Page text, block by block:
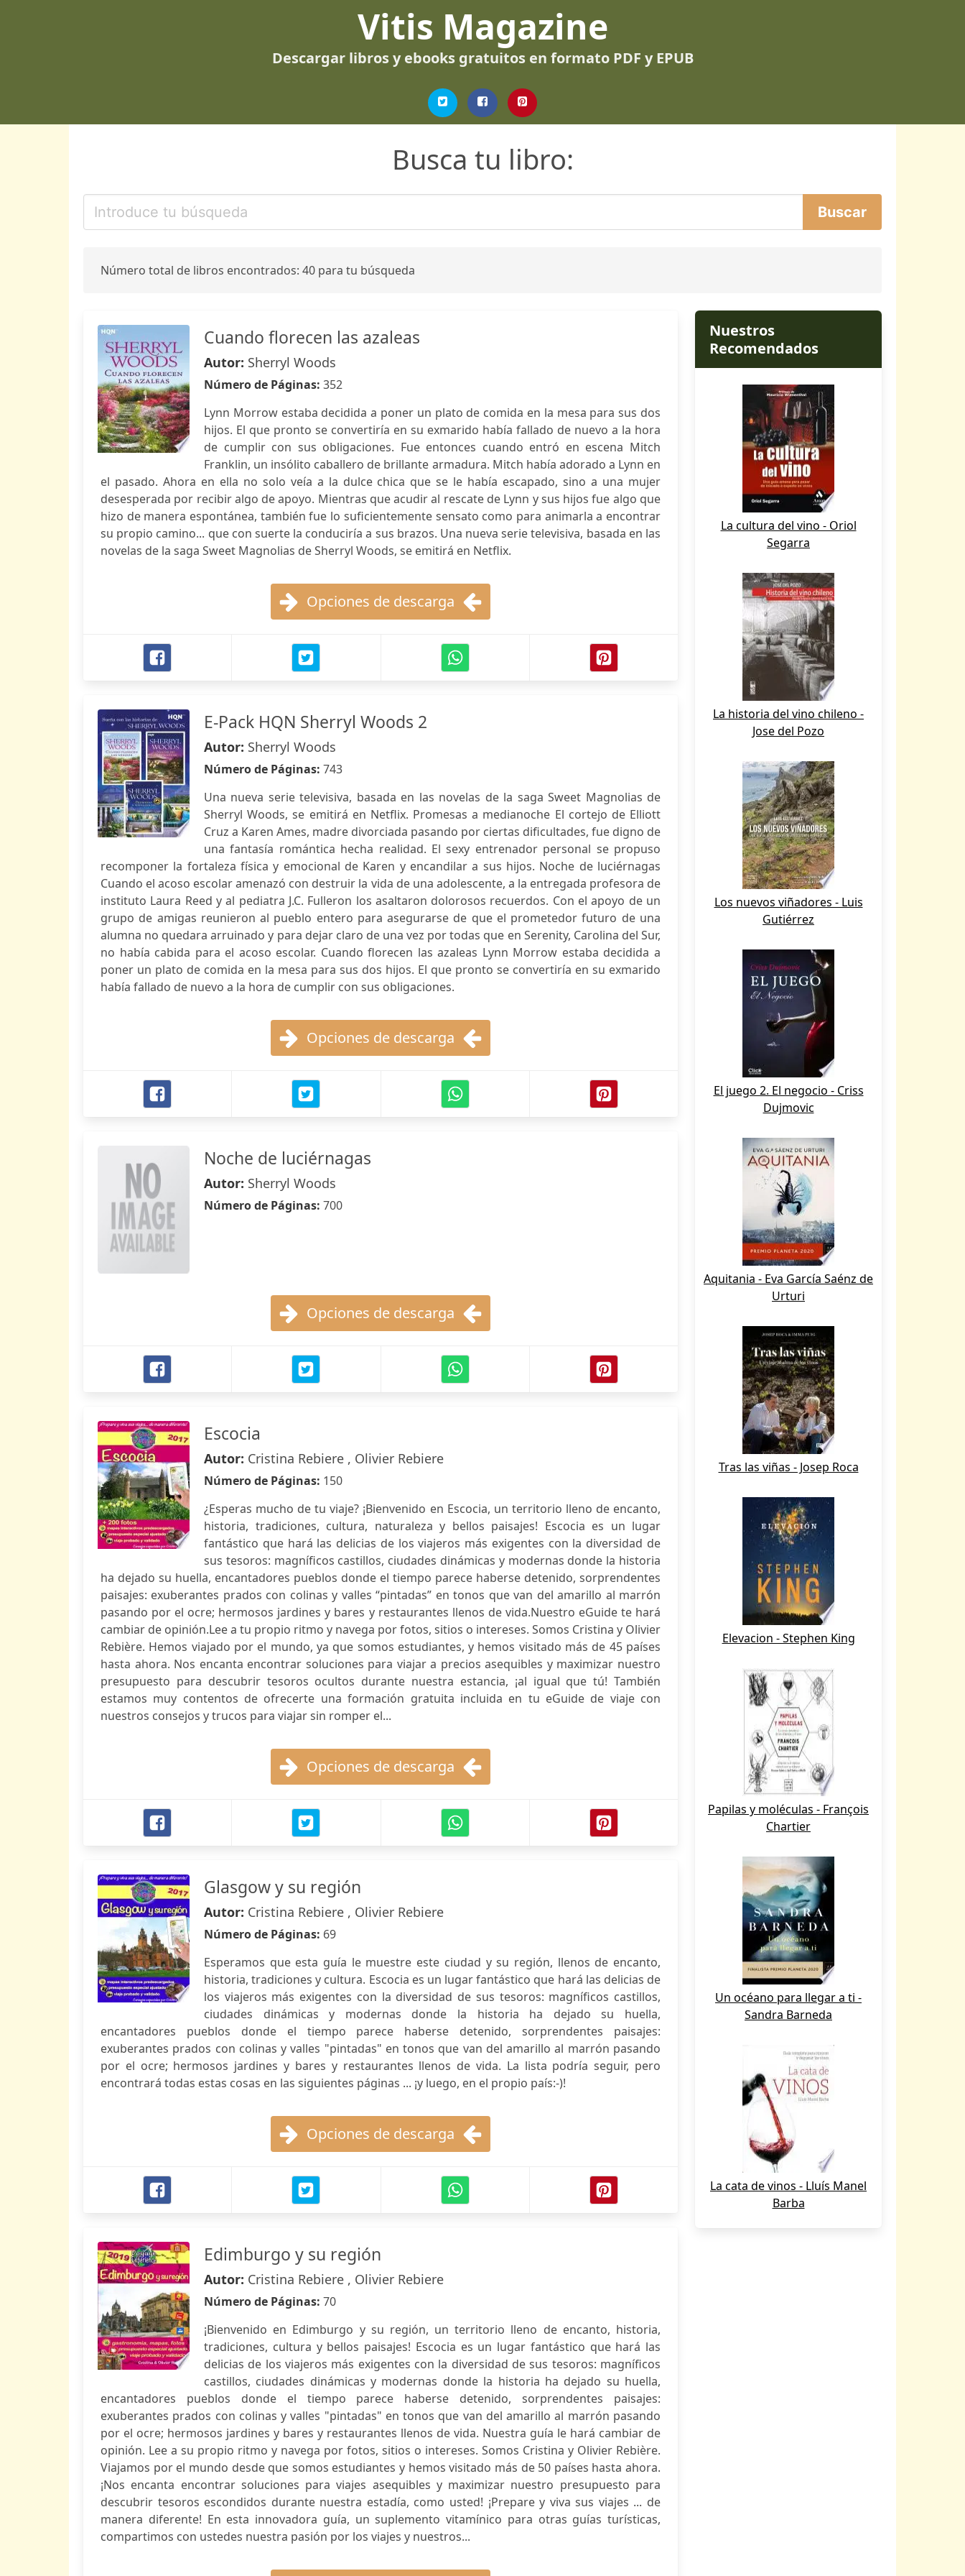
Vitis Magazine
Descargar libros y ebooks gratuitos en formato PDF y EPUB
Busca tu libro:
Número total de libros encontrados: 40 para tu búsqueda
Cuando florecen las azaleas
Autor: Sherryl Woods
Número de Páginas: 352
Lynn Morrow estaba decidida a poner un plato de comida en la mesa para sus dos
hijos. El que pronto se convertiría en su exmarido había fallado de nuevo a la hora
de cumplir con sus obligaciones. Fue entonces cuando entró en escena Mitch
Franklin, un insólito caballero de brillante armadura. Mitch había adorado a Lynn en
el pasado. Ahora en ella no solo veía a la dulce chica que se le había escapado, sino a una mujer
desesperada por recibir algo de apoyo. Mientras que acudir al rescate de Lynn y sus hijos fue algo que
hizo de manera espontánea, también fue lo suficientemente sensato como para animarla a encontrar
su propio camino... que con suerte la conduciría a sus brazos. Una nueva serie televisiva, basada en las
novelas de la saga Sweet Magnolias de Sherryl Woods, se emitirá en Netflix.
Opciones de descarga
E-Pack HQN Sherryl Woods 2
Autor: Sherryl Woods
Número de Páginas: 743
Una nueva serie televisiva, basada en las novelas de la saga Sweet Magnolias de
Sherryl Woods, se emitirá en Netflix. Promesas a medianoche El cortejo de Elliott
Cruz a Karen Ames, madre divorciada pasando por ciertas dificultades, fue digno de
una fantasía romántica hecha realidad. El sexy entrenador personal se propuso
recomponer la fortaleza física y emocional de Karen y encandilar a sus hijos. Noche de luciérnagas
Cuando el acoso escolar amenazó con destruir la vida de una adolescente, a la entregada profesora de
instituto Laura Reed y al pediatra J.C. Fulleron los asaltaron dolorosos recuerdos. Con el apoyo de un
grupo de amigas reunieron al pueblo entero para asegurarse de que el prometedor futuro de una
alumna no quedara arruinado y para dejar claro de una vez por todas que en Serenity, Carolina del Sur,
no había cabida para el acoso escolar. Cuando florecen las azaleas Lynn Morrow estaba decidida a
poner un plato de comida en la mesa para sus dos hijos. El que pronto se convertiría en su exmarido
había fallado de nuevo a la hora de cumplir con sus obligaciones.
Opciones de descarga
Noche de luciérnagas
Autor: Sherryl Woods
Número de Páginas: 700
Opciones de descarga
Escocia
Autor: Cristina Rebiere , Olivier Rebiere
Número de Páginas: 150
¿Esperas mucho de tu viaje? ¡Bienvenido en Escocia, un territorio lleno de encanto,
historia, tradiciones, cultura, naturaleza y bellos paisajes! Escocia es un lugar
fantástico que hará las delicias de los viajeros más exigentes con la diversidad de
sus tesoros: magníficos castillos, ciudades dinámicas y modernas donde la historia
ha dejado su huella, encantadores pueblos donde el tiempo parece haberse detenido, sorprendentes
paisajes: exuberantes prados con colinas y valles “pintadas” en tonos que van del amarillo al marrón
pasando por el ocre; hermosos jardines y bares y restaurantes llenos de vida.Nuestro eGuide te hará
cambiar de opinión.Lee a tu propio ritmo y navega por fotos, sitios o intereses. Somos Cristina y Olivier
Rebière. Hemos viajado por el mundo, ya que somos estudiantes, y hemos visitado más de 45 países
hasta ahora. Nos encanta encontrar soluciones para viajar a precios asequibles y maximizar nuestro
presupuesto para descubrir tesoros ocultos durante nuestra estancia, ¡al igual que tú! También
estamos muy contentos de ofrecerte una formación gratuita incluida en tu eGuide de viaje con
nuestros consejos y trucos para viajar sin romper el...
Opciones de descarga
Glasgow y su región
Autor: Cristina Rebiere , Olivier Rebiere
Número de Páginas: 69
Esperamos que esta guía le muestre este ciudad y su región, llenos de encanto,
historia, tradiciones y cultura. Escocia es un lugar fantástico que hará las delicias de
los viajeros más exigentes con la diversidad de sus tesoros: magníficos castillos,
ciudades dinámicas y modernas donde la historia ha dejado su huella,
encantadores pueblos donde el tiempo parece haberse detenido, sorprendentes paisajes:
exuberantes prados con colinas y valles "pintadas" en tonos que van del amarillo al marrón pasando
por el ocre; hermosos jardines y bares y restaurantes llenos de vida. La lista podría seguir, pero
encontrará todas estas cosas en las siguientes páginas ... ¡y luego, en el propio país:-)!
Opciones de descarga
Edimburgo y su región
Autor: Cristina Rebiere , Olivier Rebiere
Número de Páginas: 70
¡Bienvenido en Edimburgo y su región, un territorio lleno de encanto, historia,
tradiciones, cultura y bellos paisajes! Escocia es un lugar fantástico que hará las
delicias de los viajeros más exigentes con la diversidad de sus tesoros: magníficos
castillos, ciudades dinámicas y modernas donde la historia ha dejado su huella,
encantadores pueblos donde el tiempo parece haberse detenido, sorprendentes paisajes:
exuberantes prados con colinas y valles "pintadas" en tonos que van del amarillo al marrón pasando
por el ocre; hermosos jardines y bares y restaurantes llenos de vida. Nuestra guía le hará cambiar de
opinión. Lee a su propio ritmo y navega por fotos, sitios o intereses. Somos Cristina y Olivier Rebière.
Viajamos por el mundo desde que somos estudiantes y hemos visitado más de 50 países hasta ahora.
¡Nos encanta encontrar soluciones para viajes asequibles y maximizar nuestro presupuesto para
descubrir tesoros escondidos durante nuestra estadía, como usted! ¡Prepare y viva sus viajes ... de
manera diferente! En esta innovadora guía, un suplemento vitamínico para otras guías turísticas,
compartimos con ustedes nuestra pasión por los viajes y nuestros...
Nuestros
Recomendados
La cultura del vino - Oriol
Segarra
La historia del vino chileno -
Jose del Pozo
Los nuevos viñadores - Luis
Gutiérrez
El juego 2. El negocio - Criss
Dujmovic
Aquitania - Eva García Saénz de
Urturi
Tras las viñas - Josep Roca
Elevacion - Stephen King
Papilas y moléculas - François
Chartier
Un océano para llegar a ti -
Sandra Barneda
La cata de vinos - Lluís Manel
Barba